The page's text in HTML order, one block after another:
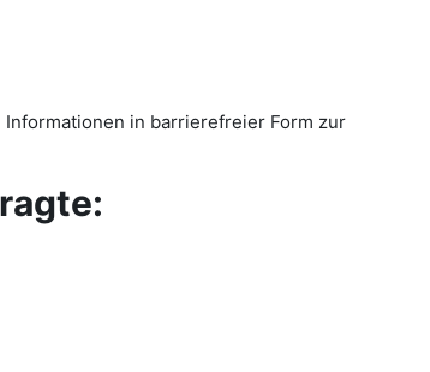
in barrierefreier Form zur